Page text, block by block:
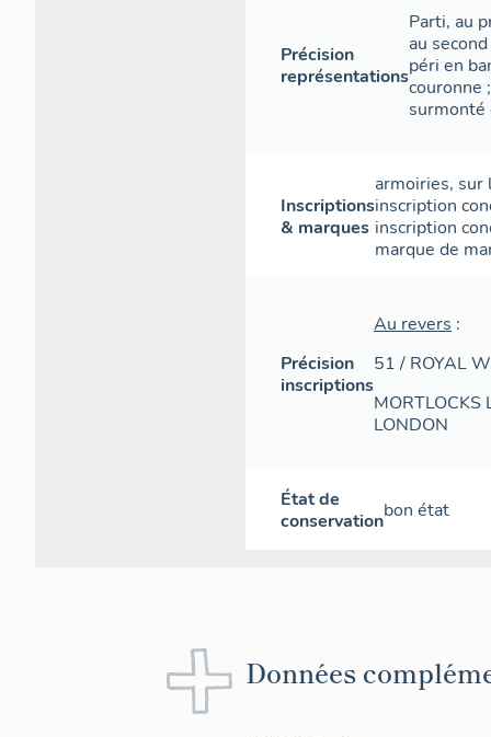
Précision
représentations
Parti, au
au
péri en
couronne
surmonté
Inscriptions
& marques
armoiries, sur
inscription
inscription
marque de
Précision
inscriptions
Au revers :
51 / ROYAL
MORTLOCKS
LONDON
État de
conservationbon état
Données